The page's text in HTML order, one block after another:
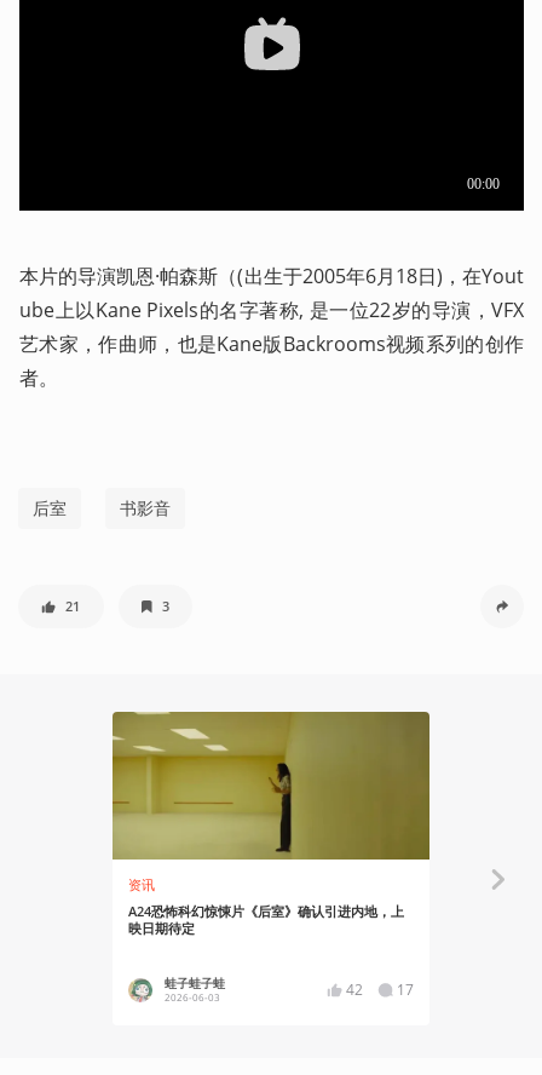
本片的导演凯恩·帕森斯（(出生于2005年6月18日)，在Yout
ube上以Kane Pixels的名字著称, 是一位22岁的导演，VFX
艺术家，作曲师，也是Kane版Backrooms视频系列的创作
者。
后室 书影音
21 3
资讯
A24恐怖科幻惊悚片《后室》确认引进内地，上
映日期待定
蛙子蛙子蛙
2026-06-03 42 17
有感而发